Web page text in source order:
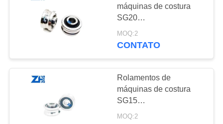
Rolamento de
esferas
máquinas de costura
SG20
tamanho:6*24*11mm
MOQ:2
CONTATO
Rolamentos de
máquinas de costura
SG15
tamanho:5*17*8mm
MOQ:2